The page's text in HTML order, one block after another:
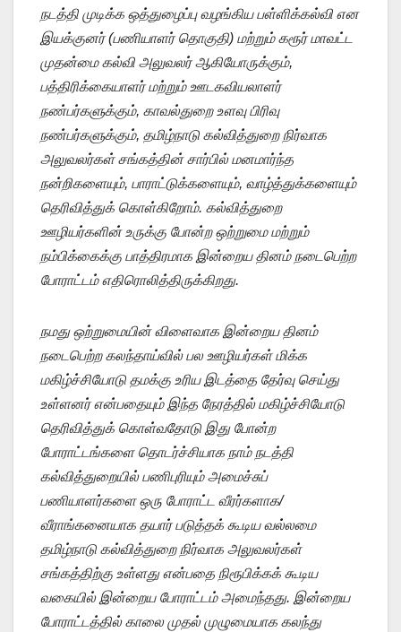
நடத்தி முடிக்க ஒத்துழைப்பு வழங்கிய பள்ளிக்கல்வி என
இயக்குனர் (பணியாளர் தொகுதி) மற்றும் கரூர் மாவட்ட
முதன்மை கல்வி அலுவலர் ஆகியோருக்கும்,
பத்திரிக்கையாளர் மற்றும் ஊடகவியலாளர்
நண்பர்களுக்கும், காவல்துறை உளவு பிரிவு
நண்பர்களுக்கும், தமிழ்நாடு கல்வித்துறை நிர்வாக
அலுவலர்கள் சங்கத்தின் சார்பில் மனமார்ந்த
நன்றிகளையும், பாராட்டுக்களையும், வாழ்த்துக்களையும்
தெரிவித்துக் கொள்கிறோம். கல்வித்துறை
ஊழியர்களின் உருக்கு போன்ற ஒற்றுமை மற்றும்
நம்பிக்கைக்கு பாத்திரமாக இன்றைய தினம் நடைபெற்ற
போராட்டம் எதிரொலித்திருக்கிறது.
நமது ஒற்றுமையின் விளைவாக இன்றைய தினம்
நடைபெற்ற கலந்தாய்வில் பல ஊழியர்கள் மிக்க
மகிழ்ச்சியோடு தமக்கு உரிய இடத்தை தேர்வு செய்து
உள்ளனர் என்பதையும் இந்த நேரத்தில் மகிழ்ச்சியோடு
தெரிவித்துக் கொள்வதோடு இது போன்ற
போராட்டங்களை தொடர்ச்சியாக நாம் நடத்தி
கல்வித்துறையில் பணிபுரியும் அமைச்சுப்
பணியாளர்களை ஒரு போராட்ட வீரர்களாக/
வீராங்கனையாக தயார் படுத்தக் கூடிய வல்லமை
தமிழ்நாடு கல்வித்துறை நிர்வாக அலுவலர்கள்
சங்கத்திற்கு உள்ளது என்பதை நிரூபிக்கக் கூடிய
வகையில் இன்றைய போராட்டம் அமைந்தது. இன்றைய
போராட்டத்தில் காலை முதல் முழுமையாக கலந்து